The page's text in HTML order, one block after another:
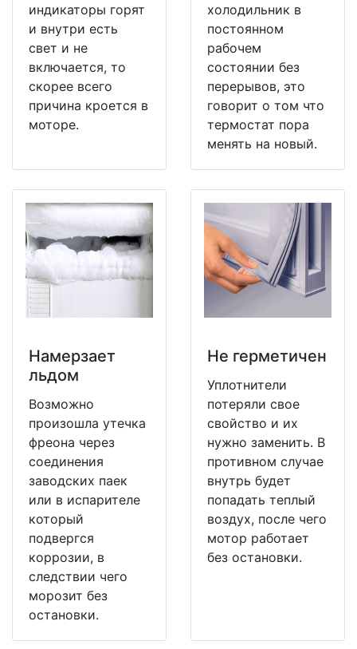
индикаторы горят
и внутри есть
свет и не
включается, то
скорее всего
причина кроется в
моторе.
холодильник в
постоянном
рабочем
состоянии без
перерывов, это
говорит о том что
термостат пора
менять на новый.
Намерзает
льдом
Возможно
произошла утечка
фреона через
соединения
заводских паек
или в испарителе
который
подвергся
коррозии, в
следствии чего
морозит без
остановки.
Не герметичен
Уплотнители
потеряли свое
свойство и их
нужно заменить. В
противном случае
внутрь будет
попадать теплый
воздух, после чего
мотор работает
без остановки.